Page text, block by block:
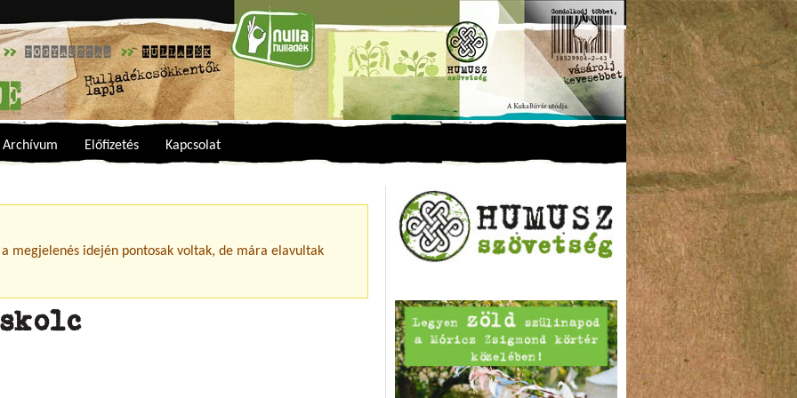
Archívum Előfizetés Kapcsolat
megjelenés idején pontosak voltak, de mára elavultak